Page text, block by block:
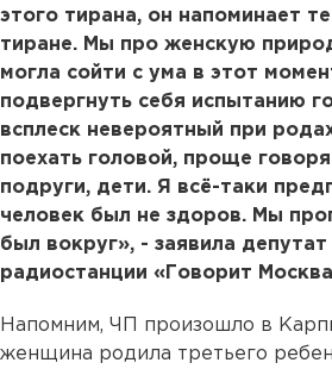
этого тирана, он напоминает
тиране. Мы про женскую
могла сойти с ума в этот
подвергнуть себя испытанию
всплеск невероятный при
поехать головой, проще
подруги, дети. Я всё-таки
человек был не здоров. Мы
был вокруг», - заявила
радиостанции «Говорит
Напомним, ЧП произошло в
женщина родила третьего